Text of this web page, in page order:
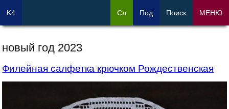
новый год 2023
Филейная салфетка крючком Рождественская
K4 Сл Под Поиск МЕНЮ